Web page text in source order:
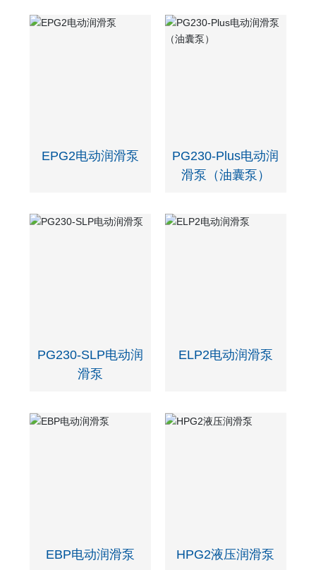
EPG2电动润滑泵
PG230-Plus电动润
滑泵（油囊泵）
PG230-SLP电动润
滑泵
ELP2电动润滑泵
EBP电动润滑泵 HPG2液压润滑泵